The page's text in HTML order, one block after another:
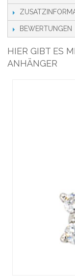
BEWERTUNGEN
HIER GIBT ES
ANHÄNGER